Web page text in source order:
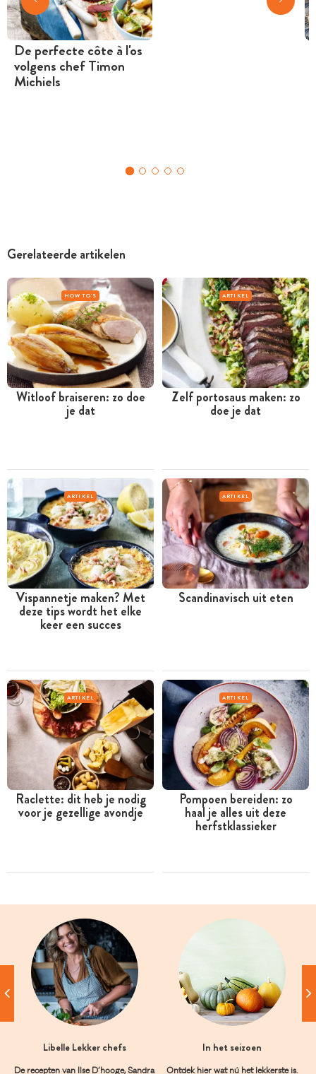
De perfecte côte à l'os
volgens chef Timon
Michiels
Gerelateerde artikelen
HOW TO'S
Witloof braiseren: zo doe
je dat
ARTIKEL
Zelf portosaus maken: zo
doe je dat
ARTIKEL
Vispannetje maken? Met
deze tips wordt het elke
keer een succes
ARTIKEL
Scandinavisch uit eten
ARTIKEL
Raclette: dit heb je nodig
voor je gezellige avondje
ARTIKEL
Pompoen bereiden: zo
haal je alles uit deze
herfstklassieker
Libelle Lekker chefs
De recepten van Ilse D’hooge, Sandra
In het seizoen
Ontdek hier wat nú het lekkerste is.